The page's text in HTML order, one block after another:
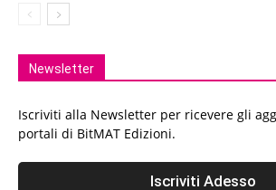
Newsletter
Iscriviti alla Newsletter per ricevere gli
portali di BitMAT Edizioni.